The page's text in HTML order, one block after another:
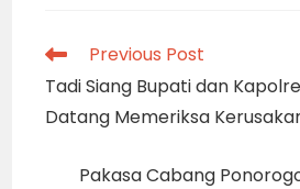
Read
more
articles
Previous Post
Tadi Siang Bupati dan
Datang Memeriksa
Pakasa Cabang